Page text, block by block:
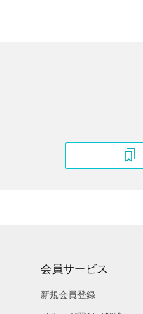
会員サービス
新規会員登録